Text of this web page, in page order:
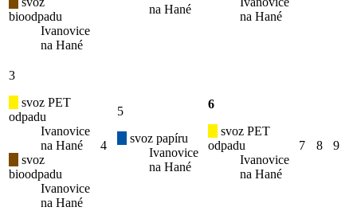
bioodpadu
Ivanovice
na Hané
na Hané
na Hané
3
svoz PET
odpadu
Ivanovice
na Hané
svoz
bioodpadu
Ivanovice
na Hané
4
5
svoz papíru
Ivanovice
na Hané
6
svoz PET
odpadu
Ivanovice
na Hané
7 8 9